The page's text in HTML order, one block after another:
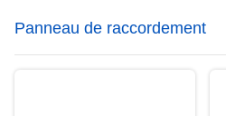
Panneau de raccordement